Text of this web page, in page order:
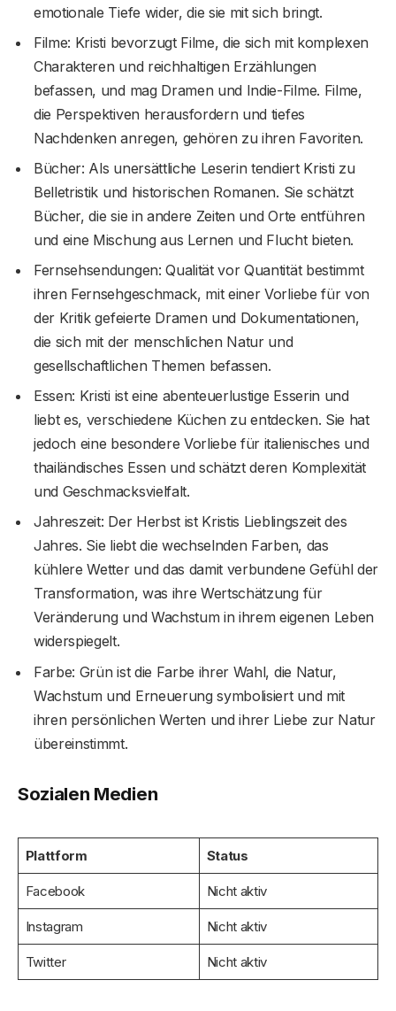
emotionale Tiefe wider, die sie mit sich bringt.
Filme: Kristi bevorzugt Filme, die sich mit komplexen
Charakteren und reichhaltigen Erzählungen
befassen, und mag Dramen und Indie-Filme. Filme,
die Perspektiven herausfordern und tiefes
Nachdenken anregen, gehören zu ihren Favoriten.
Bücher: Als unersättliche Leserin tendiert Kristi zu
Belletristik und historischen Romanen. Sie schätzt
Bücher, die sie in andere Zeiten und Orte entführen
und eine Mischung aus Lernen und Flucht bieten.
Fernsehsendungen: Qualität vor Quantität bestimmt
ihren Fernsehgeschmack, mit einer Vorliebe für von
der Kritik gefeierte Dramen und Dokumentationen,
die sich mit der menschlichen Natur und
gesellschaftlichen Themen befassen.
Essen: Kristi ist eine abenteuerlustige Esserin und
liebt es, verschiedene Küchen zu entdecken. Sie hat
jedoch eine besondere Vorliebe für italienisches und
thailändisches Essen und schätzt deren Komplexität
und Geschmacksvielfalt.
Jahreszeit: Der Herbst ist Kristis Lieblingszeit des
Jahres. Sie liebt die wechselnden Farben, das
kühlere Wetter und das damit verbundene Gefühl der
Transformation, was ihre Wertschätzung für
Veränderung und Wachstum in ihrem eigenen Leben
widerspiegelt.
Farbe: Grün ist die Farbe ihrer Wahl, die Natur,
Wachstum und Erneuerung symbolisiert und mit
ihren persönlichen Werten und ihrer Liebe zur Natur
übereinstimmt.
Sozialen Medien
Plattform Status
Facebook Nicht aktiv
Instagram Nicht aktiv
Twitter Nicht aktiv